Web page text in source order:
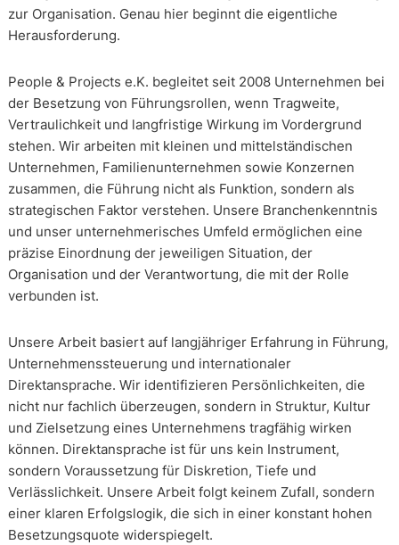
zur Organisation. Genau hier beginnt die eigentliche
Herausforderung.
People & Projects e.K. begleitet seit 2008 Unternehmen bei
der Besetzung von Führungsrollen, wenn Tragweite,
Vertraulichkeit und langfristige Wirkung im Vordergrund
stehen. Wir arbeiten mit kleinen und mittelständischen
Unternehmen, Familienunternehmen sowie Konzernen
zusammen, die Führung nicht als Funktion, sondern als
strategischen Faktor verstehen. Unsere Branchenkenntnis
und unser unternehmerisches Umfeld ermöglichen eine
präzise Einordnung der jeweiligen Situation, der
Organisation und der Verantwortung, die mit der Rolle
verbunden ist.
Unsere Arbeit basiert auf langjähriger Erfahrung in Führung,
Unternehmenssteuerung und internationaler
Direktansprache. Wir identifizieren Persönlichkeiten, die
nicht nur fachlich überzeugen, sondern in Struktur, Kultur
und Zielsetzung eines Unternehmens tragfähig wirken
können. Direktansprache ist für uns kein Instrument,
sondern Voraussetzung für Diskretion, Tiefe und
Verlässlichkeit. Unsere Arbeit folgt keinem Zufall, sondern
einer klaren Erfolgslogik, die sich in einer konstant hohen
Besetzungsquote widerspiegelt.